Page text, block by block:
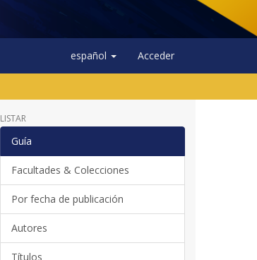
español Acceder
LISTAR
Guía
Facultades & Colecciones
Por fecha de publicación
Autores
Títulos